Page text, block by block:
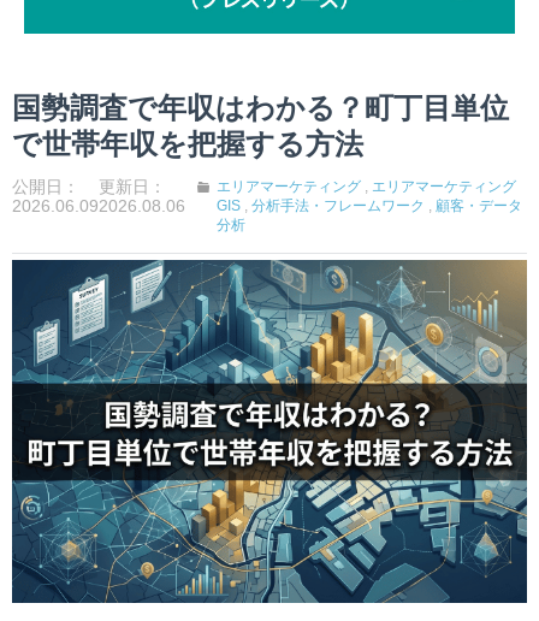
国勢調査で年収はわかる？町丁目単位
で世帯年収を把握する方法
公開日：
2026.06.09
更新日：
2026.08.06
エリアマーケティング , エリアマーケティング
GIS , 分析手法・フレームワーク , 顧客・データ
分析